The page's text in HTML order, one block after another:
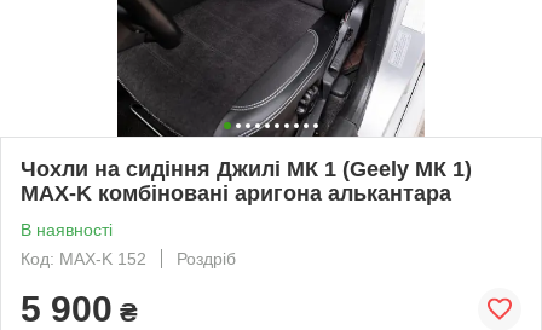
Чохли на сидіння Джилі МК 1 (Geely МК 1)
MAX-K комбіновані аригона алькантара
В наявності
Код: MAX-K 152
Роздріб
5 900 ₴